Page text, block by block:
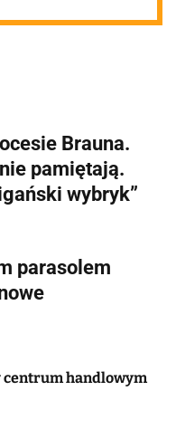
Brauna.
pamiętają.
wybryk”
parasolem
centrum handlowym